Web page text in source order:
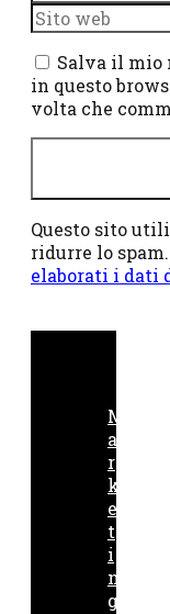
Sito
web
Salva il mio
in questo
volta che
Questo sito
ridurre lo spam.
elaborati i dati
M
a
r
k
e
t
i
n
g